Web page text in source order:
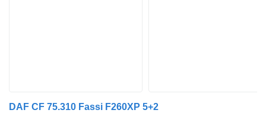
DAF CF 75.310 Fassi F260XP 5+2